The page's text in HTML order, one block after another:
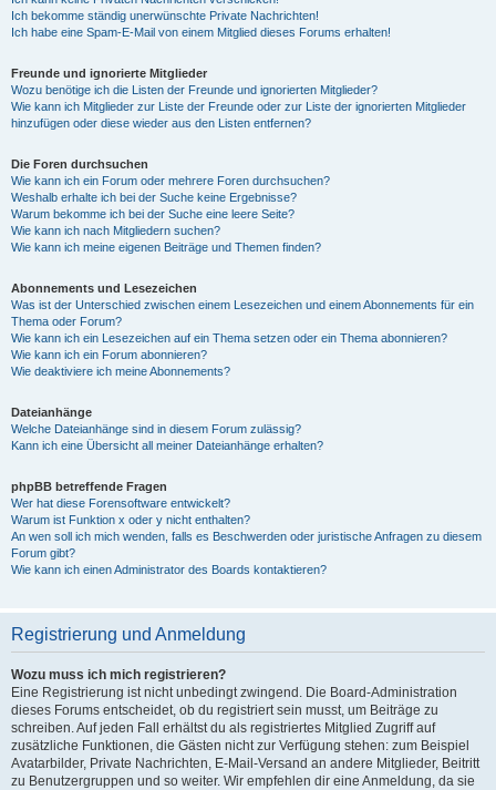
Ich bekomme ständig unerwünschte Private Nachrichten!
Ich habe eine Spam-E-Mail von einem Mitglied dieses Forums erhalten!
Freunde und ignorierte Mitglieder
Wozu benötige ich die Listen der Freunde und ignorierten Mitglieder?
Wie kann ich Mitglieder zur Liste der Freunde oder zur Liste der ignorierten Mitglieder
hinzufügen oder diese wieder aus den Listen entfernen?
Die Foren durchsuchen
Wie kann ich ein Forum oder mehrere Foren durchsuchen?
Weshalb erhalte ich bei der Suche keine Ergebnisse?
Warum bekomme ich bei der Suche eine leere Seite?
Wie kann ich nach Mitgliedern suchen?
Wie kann ich meine eigenen Beiträge und Themen finden?
Abonnements und Lesezeichen
Was ist der Unterschied zwischen einem Lesezeichen und einem Abonnements für ein
Thema oder Forum?
Wie kann ich ein Lesezeichen auf ein Thema setzen oder ein Thema abonnieren?
Wie kann ich ein Forum abonnieren?
Wie deaktiviere ich meine Abonnements?
Dateianhänge
Welche Dateianhänge sind in diesem Forum zulässig?
Kann ich eine Übersicht all meiner Dateianhänge erhalten?
phpBB betreffende Fragen
Wer hat diese Forensoftware entwickelt?
Warum ist Funktion x oder y nicht enthalten?
An wen soll ich mich wenden, falls es Beschwerden oder juristische Anfragen zu diesem
Forum gibt?
Wie kann ich einen Administrator des Boards kontaktieren?
Registrierung und Anmeldung
Wozu muss ich mich registrieren?
Eine Registrierung ist nicht unbedingt zwingend. Die Board-Administration
dieses Forums entscheidet, ob du registriert sein musst, um Beiträge zu
schreiben. Auf jeden Fall erhältst du als registriertes Mitglied Zugriff auf
zusätzliche Funktionen, die Gästen nicht zur Verfügung stehen: zum Beispiel
Avatarbilder, Private Nachrichten, E-Mail-Versand an andere Mitglieder, Beitritt
zu Benutzergruppen und so weiter. Wir empfehlen dir eine Anmeldung, da sie